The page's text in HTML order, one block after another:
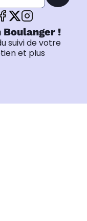
!
suivi de votre
et plus